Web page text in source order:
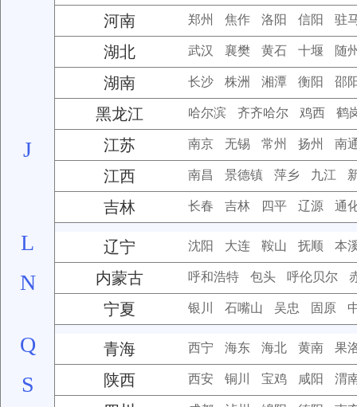
河南 郑州 焦作 洛阳 信阳 驻
湖北 武汉 襄樊 黄石 十堰 随
湖南 长沙 株洲 湘潭 衡阳 邵
黑龙江 哈尔滨 齐齐哈尔 鸡西 鹤
J 江苏 南京 无锡 常州 扬州 南
江西 南昌 景德镇 萍乡 九江
吉林 长春 吉林 四平 辽源 通
L 辽宁 沈阳 大连 鞍山 抚顺 本
N 内蒙古 呼和浩特 包头 呼伦贝尔
宁夏 银川 石嘴山 吴忠 固原
Q 青海 西宁 海东 海北 黄南 果
S 陕西 西安 铜川 宝鸡 咸阳 渭